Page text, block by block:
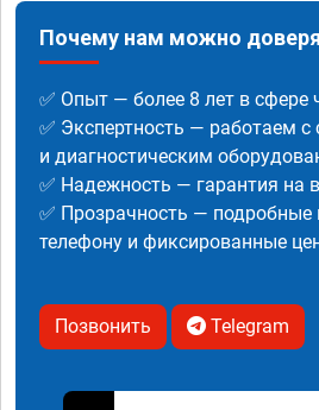
Почему нам можно
✅ Опыт — более 8 лет в сфере
✅ Экспертность — работаем
и диагностическим
✅ Надежность — гарантия на
✅ Прозрачность — подробные
телефону и фиксированные
Позвонить Telegram